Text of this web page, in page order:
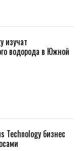
изучат
водорода в Южной
Technology бизнес